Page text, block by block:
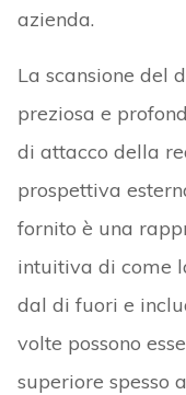
azienda.
La scansione del
preziosa e
di attacco della
prospettiva
fornito è una
intuitiva di come
dal di fuori e
volte possono
superiore spesso